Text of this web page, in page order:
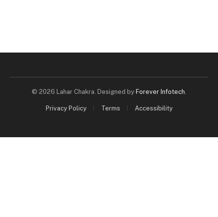
© 2026 Lahar Chakra. Designed by Forever Infotech
Privacy Policy Terms Accessibility